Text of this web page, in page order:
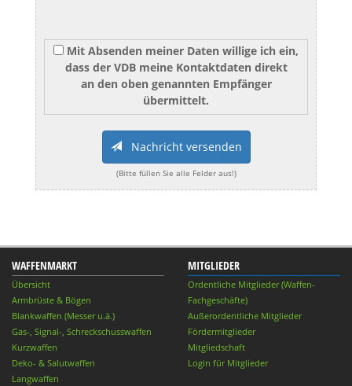
Mit Absenden meiner Daten willige ich ein,
dass der VDB meine Kontaktdaten direkt
an den oben genannten Empfänger
übermittelt.
Nachricht versenden
(Bitte füllen Sie alle Felder aus!)
WAFFENMARKT
Übersicht
Armbrüste & Bögen
Blankwaffen (Messer u.ä.)
Gas-, Signal-, Schreckschusswaffen
Kurzwaffen
Deko- & Salutwaffen
Langwaffen
MITGLIEDER
Ordentliche Mitglieder (Waffen-
Fachgeschäfte)
Außerordentliche Mitglieder
Fördermitglieder
Mitgliedschaft
Login für Mitglieder